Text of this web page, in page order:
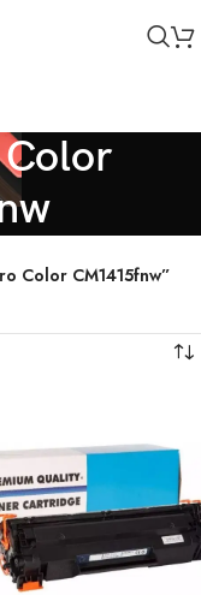
Color CM1415fnw”